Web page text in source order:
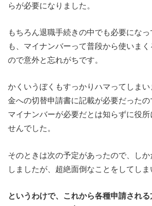
らが必要になりました。
もちろん退職手続きの中でも必要にな
も、マイナンバーって普段から使いま
ので意外と忘れがちです。
かくいうぼくもすっかりハマってしま
金への切替申請書に記載が必要だった
マイナンバーが必要だとは知らずに役所
せんでした。
そのときは次の予定があったので、し
しましたが、超絶面倒なことをしてし
というわけで、これから各種申請され